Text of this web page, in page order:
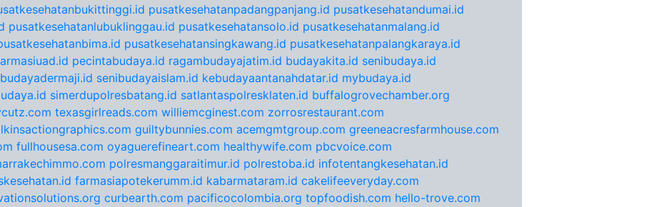
pusatkesehatanpadangpanjang.id pusatkesehatandumai.id
pusatkesehatanlubuklinggau.id pusatkesehatansolo.id pusatkesehatanmalang.id
pusatkesehatansingkawang.id pusatkesehatanpalangkaraya.id
pecintabudaya.id ragambudayajatim.id budayakita.id senibudaya.id
senibudayaislam.id kebudayaantanahdatar.id mybudaya.id
simerdupolresbatang.id satlantaspolresklaten.id buffalogrovechamber.org
texasgirlreads.com williemcginest.com zorrosrestaurant.com
guiltybunnies.com acemgmtgroup.com greeneacresfarmhouse.com
fullhousesa.com oyaguerefineart.com healthywife.com pbcvoice.com
polresmanggaraitimur.id polrestoba.id infotentangkesehatan.id
farmasiapotekerumm.id kabarmataram.id cakelifeeveryday.com
curbearth.com pacificocolombia.org topfoodish.com hello-trove.com